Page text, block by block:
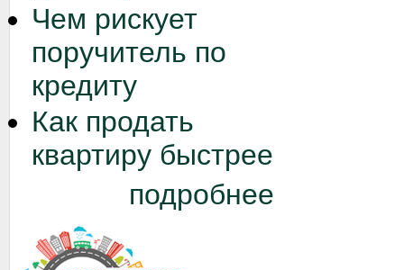
Чем рискует
поручитель по
кредиту
Как продать
квартиру быстрее
подробнее